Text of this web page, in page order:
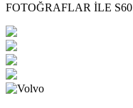
FOTOĞRAFLAR İLE S60